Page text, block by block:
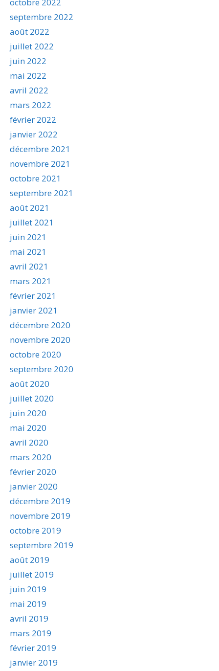
septembre 2022
août 2022
juillet 2022
juin 2022
mai 2022
avril 2022
mars 2022
février 2022
janvier 2022
décembre 2021
novembre 2021
octobre 2021
septembre 2021
août 2021
juillet 2021
juin 2021
mai 2021
avril 2021
mars 2021
février 2021
janvier 2021
décembre 2020
novembre 2020
octobre 2020
septembre 2020
août 2020
juillet 2020
juin 2020
mai 2020
avril 2020
mars 2020
février 2020
janvier 2020
décembre 2019
novembre 2019
octobre 2019
septembre 2019
août 2019
juillet 2019
juin 2019
mai 2019
avril 2019
mars 2019
février 2019
janvier 2019